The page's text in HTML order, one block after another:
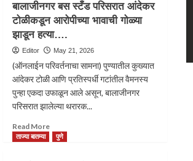
चिंचवड
पोलीस
आयुक्तालयाच्या
हद्दीत
कायदा
व
सुव्यवस्था
अबाधित
राखण्यासाठी
निर्णय
बालाजीनगर बस स्टँड परिसरात आंदेकर
टोळीकडून आरोपीच्या भावाची गोळ्या
झाडून हत्या….
Editor May 21, 2026
(ऑनलाईन परिवर्तनाचा सामना) पुण्यातील कुख्यात
आंदेकर टोळी आणि प्रतिस्पर्धी गटांतील वैमनस्य
पुन्हा एकदा उफाळून आले असून, बालाजीनगर
परिसरात झालेल्या थरारक...
Read MoreRead
more
ताज्या बातम्या पुणे